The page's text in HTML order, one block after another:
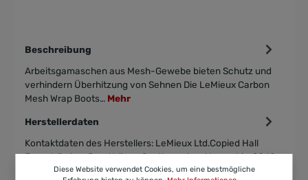
Beschreibung
Arbeitsgamaschen aus Mesh-Gewebe bieten Schutz und
verhindern Überhitzung von Sehnen Die LeMieux Carbon
Mesh Wrap Boots… Mehr
Herstellerdaten
Kontaktdaten des Herstellers: LeMieux Ltd.Copied Hall
Farm, Windsor Road WinsorSouthampton, HampshireSO40
2HE United Kingdo…Mehr
Diese Website verwendet Cookies, um eine bestmögliche